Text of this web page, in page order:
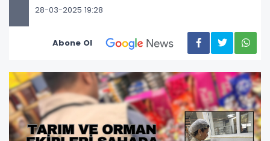
28-03-2025 19:28
Abone Ol